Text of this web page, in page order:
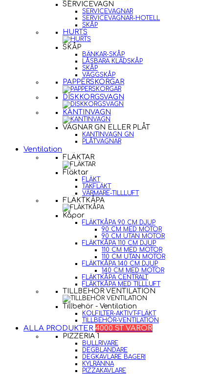
SERVICEVAGN
SERVICEVAGNAR
SERVICEVAGNAR-HOTELL
SKÅP
HURTS
SKÅP
BÄNKAR-SKÅP
LÅSBARA KLÄDSKÅP
SKÅP
VÄGGSKÅP
PAPPERSKORGAR
DISKKORGSVAGN
KANTINVAGN
VAGNAR GN ELLER PLÅT
KANTINVAGN GN
PLÅTVAGNAR
Ventilation
FLÄKTAR
Fläktar
FLÄKT
TAKFLÄKT
VÄRMARE-TILLLUFT
FLÄKTKÅPA
Kåpor
FLÄKTKÅPA 90 CM DJUP
90 CM MED MOTOR
90 CM UTAN MOTOR
FLÄKTKÅPA 110 CM DJUP
110 CM MED MOTOR
110 CM UTAN MOTOR
FLÄKTKÅPA 140 CM DJUP
140 CM MED MOTOR
FLÄKTKÅPA CENTRALT
FLÄKTKÅPA MED TILLLUFT
TILLBEHÖR VENTILATION
Tillbehör - Ventilation
KOLFILTER-AKTIVT-FLÄKT
TILLBEHÖR-VENTILATION
ALLA PRODUKTER 4000 ST VAROR
PIZZERIA 1
BULLRIVARE
DEGBLANDARE
DEGKAVLARE BAGERI
KYLRÄNNA
PIZZAKAVLARE